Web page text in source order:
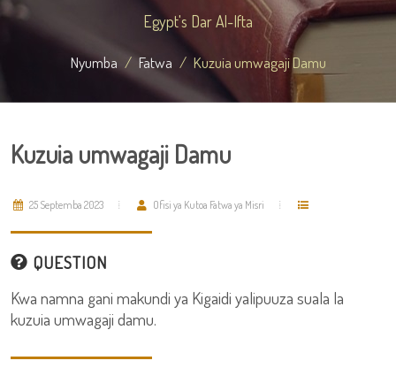
Egypt's Dar Al-Ifta
Nyumba Fatwa Kuzuia umwagaji Damu
Kuzuia umwagaji Damu
25 Septemba 2023 Ofisi ya Kutoa Fatwa ya Misri
QUESTION
Kwa namna gani makundi ya Kigaidi yalipuuza suala la
kuzuia umwagaji damu.